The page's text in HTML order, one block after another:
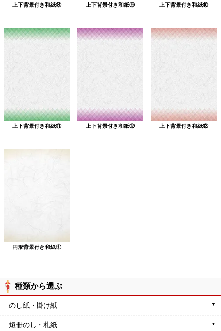
上下背景付き和紙⑧ 上下背景付き和紙⑨ 上下背景付き和紙⑩
上下背景付き和紙⑪ 上下背景付き和紙⑫ 上下背景付き和紙⑬
円形背景付き和紙①
種類から選ぶ
のし紙・掛け紙
短冊のし・札紙